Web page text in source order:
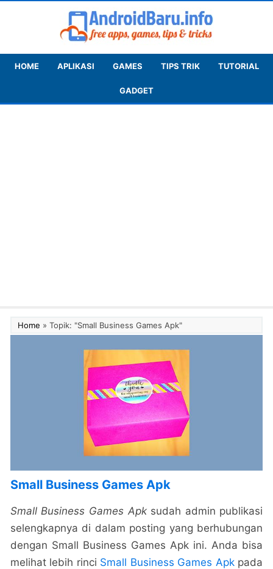
HOME APLIKASI GAMES TIPS TRIK TUTORIAL
GADGET
Home » Topik: "Small Business Games Apk"
Small Business Games Apk
Small Business Games Apksudah admin publikasi
selengkapnya di dalam posting yang berhubungan
dengan Small Business Games Apk ini. Anda bisa
melihat lebih rinci Small Business Games Apkpada